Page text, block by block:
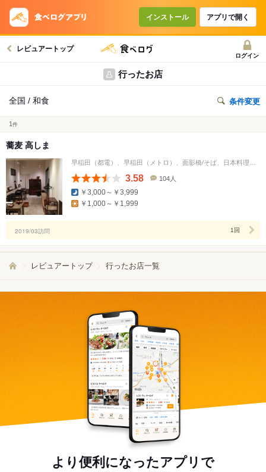
インストール アプリで開く
レビュアートップ
ログイン
行ったお店
全国 / 和食 条件変更
1 件
蕎麦 高しま
3.58
数
104人
￥3,000～￥3,999
￥1,000～￥1,999
2019/03訪問 1回
レビュアートップ 行ったお店一覧
より便利になったアプリで